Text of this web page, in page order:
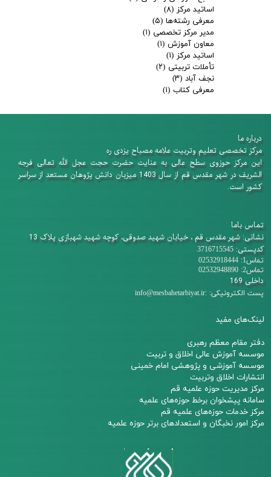
اساتید مرکز (۸)
معرفی رشته‌ها (۵)
مدیر مرکز تخصصی (۱)
معاون آموزش (۱)
اساتید مرکز (۱)
تأملات تربیتی (۲)
نجف آباد (۳)
معرفی کتاب (۱)
درباره ما
​​​​​​​مرکز تخصصی تعلیم وتربیت علامه مصباح یزدی ره
این مرکز حوزوی سطح عالی به عنایت حضرت حجت عجل الله تعالی فرجه
الشریف در شهر مقدس قم از سال 1403 میزبان دانش پژوهان​​​​​​​ مستعد از سراسر
کشور است.
لینک‌های مفید
دفتر مقام معظم رهبری
موسسه آموزش عالی اخلاق و تربیت
موسسه آموزشی و پژوهشی امام خمینی
انتشارات اخلاق وتربیت
مرکز مدیریت حوزه علمیه قم
سامانه پیشخوان برخط حوزه‌های علمیه
مرکز خدمات حوزه‌های علمیه قم​​​​​​​
مرکز امور نخبگان و استعدادهای برتر حوزه علمیه
تماس باما
نشانی: شهر مقدس قم ، خیابان شهید صدوقی، کوچه شهید شهبازی پلاک 13
کدپستی:3716715545
تماس1: 02532918444
تماس2: 02532948890
داخلی 169
پست الکترونیکی: :
info@mesbahetarbiyat.ir